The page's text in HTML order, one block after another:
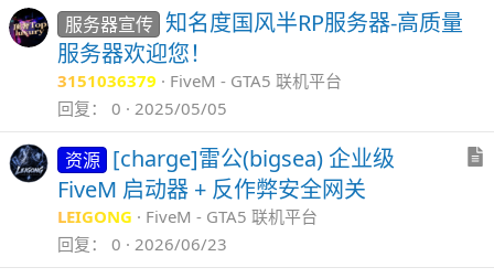
服务器宣传 知名度国风半RP服务器-高质量
服务器欢迎您！
3151036379
FiveM - GTA5 联机平台
回复
0 2025/05/05
资源 [charge]雷公(bigsea) 企业级
FiveM 启动器 + 反作弊安全网关
LEIGONG
FiveM - GTA5 联机平台
回复
0 2026/06/23